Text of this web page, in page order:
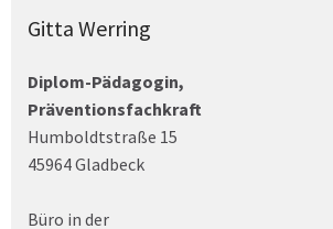
Gitta Werring
Diplom-Pädagogin,
Präventionsfachkraft
Humboldtstraße 15
45964 Gladbeck
Büro in der